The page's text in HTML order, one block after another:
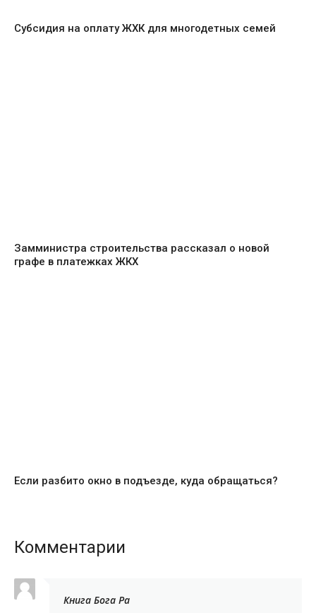
Субсидия на оплату ЖХК для многодетных семей
Замминистра строительства рассказал о новой
графе в платежках ЖКХ
Если разбито окно в подъезде, куда обращаться?
Комментарии
Книга Бога Ра